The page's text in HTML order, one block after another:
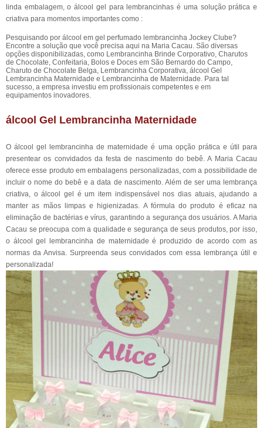
linda embalagem, o álcool gel para lembrancinhas é uma solução prática e
criativa para momentos importantes como :
Pesquisando por álcool em gel perfumado lembrancinha Jockey Clube?
Encontre a solução que você precisa aqui na Maria Cacau. São diversas
opções disponibilizadas, como Lembrancinha Brinde Corporativo, Charutos
de Chocolate, Confeitaria, Bolos e Doces em São Bernardo do Campo,
Charuto de Chocolate Belga, Lembrancinha Corporativa, álcool Gel
Lembrancinha Maternidade e Lembrancinha de Maternidade. Para tal
sucesso, a empresa investiu em profissionais competentes e em
equipamentos inovadores.
álcool Gel Lembrancinha Maternidade
O álcool gel lembrancinha de maternidade é uma opção prática e útil para
presentear os convidados da festa de nascimento do bebê. A Maria Cacau
oferece esse produto em embalagens personalizadas, com a possibilidade de
incluir o nome do bebê e a data de nascimento. Além de ser uma lembrança
criativa, o álcool gel é um item indispensável nos dias atuais, ajudando a
manter as mãos limpas e higienizadas. A fórmula do produto é eficaz na
eliminação de bactérias e vírus, garantindo a segurança dos usuários. A Maria
Cacau se preocupa com a qualidade e segurança de seus produtos, por isso,
o álcool gel lembrancinha de maternidade é produzido de acordo com as
normas da Anvisa. Surpreenda seus convidados com essa lembrança útil e
personalizada!